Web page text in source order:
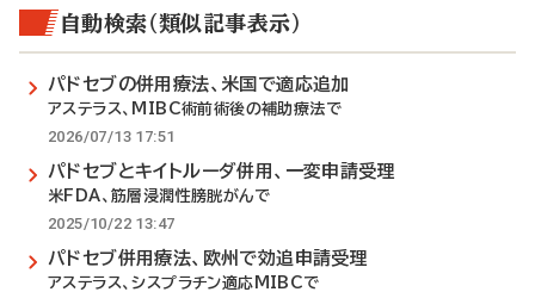
自動検索（類似記事表示）
パドセブの併用療法、米国で適応追加
アステラス、MIBC術前術後の補助療法で
2026/07/13 17:51
パドセブとキイトルーダ併用、一変申請受理
米FDA、筋層浸潤性膀胱がんで
2025/10/22 13:47
パドセブ併用療法、欧州で効追申請受理
アステラス、シスプラチン適応MIBCで